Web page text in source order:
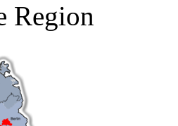
Region